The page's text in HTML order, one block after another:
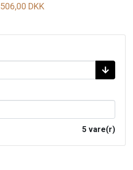
506,00 DKK
5 vare(r)